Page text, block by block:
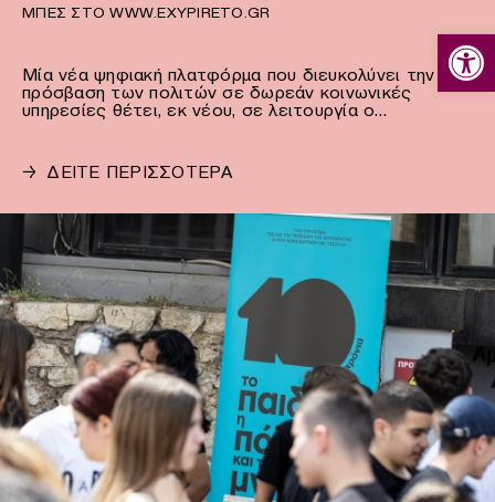
ΜΠΕΣ ΣΤΟ WWW.EXYPIRETO.GR
Μία νέα ψηφιακή πλατφόρμα που διευκολύνει την
πρόσβαση των πολιτών σε δωρεάν κοινωνικές
υπηρεσίες θέτει, εκ νέου, σε λειτουργία ο…
→ ΔΕΙΤΕ ΠΕΡΙΣΣΟΤΕΡΑ